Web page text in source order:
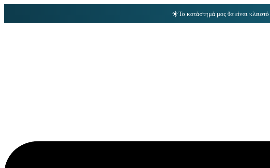
☀️Το κατάστημά μας θα είναι κλειστό